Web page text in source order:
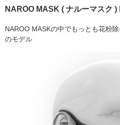
NAROO MASK ( ナルーマスク )
NAROO MASKの中でもっとも花粉
のモデル